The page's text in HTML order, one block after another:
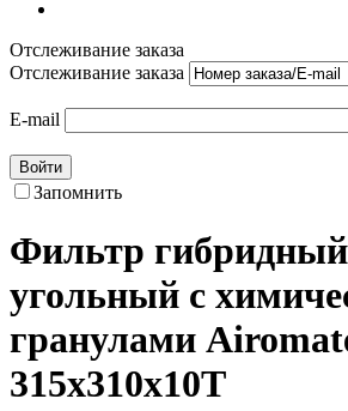
Отслеживание заказа
Отслеживание заказа
E-mail
Войти
Запомнить
Фильтр гибридный
угольный с
гранулами
315x310x10T